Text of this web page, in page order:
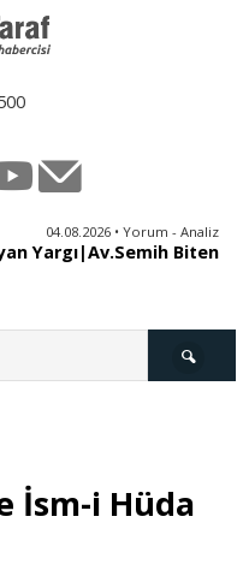
04.08.2026 • Yorum - Analiz
Yargı|Av.Semih Biten
İsm-i Hüda